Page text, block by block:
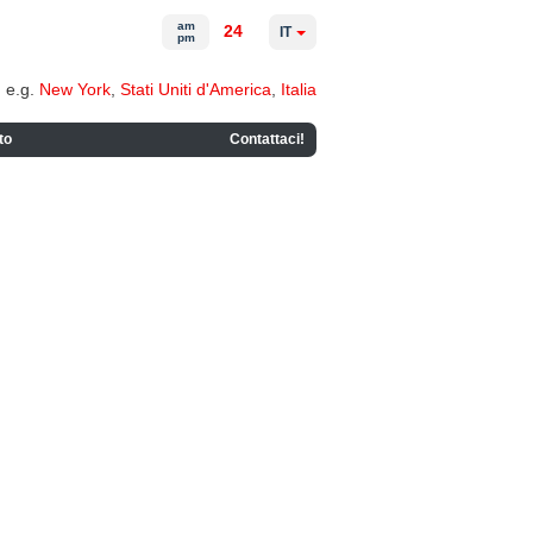
e.g. New York Stati Uniti d'America Italia
Contattaci!
am
pm
24 IT